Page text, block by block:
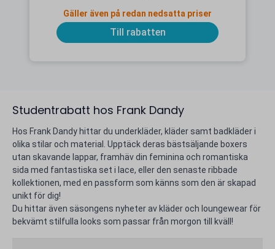
Gäller även på redan nedsatta priser
Till rabatten
Studentrabatt hos Frank Dandy
Hos Frank Dandy hittar du underkläder, kläder samt badkläder i
olika stilar och material. Upptäck deras bästsäljande boxers
utan skavande lappar, framhäv din feminina och romantiska
sida med fantastiska set i lace, eller den senaste ribbade
kollektionen, med en passform som känns som den är skapad
unikt för dig!
Du hittar även säsongens nyheter av kläder och loungewear för
bekvämt stilfulla looks som passar från morgon till kväll!